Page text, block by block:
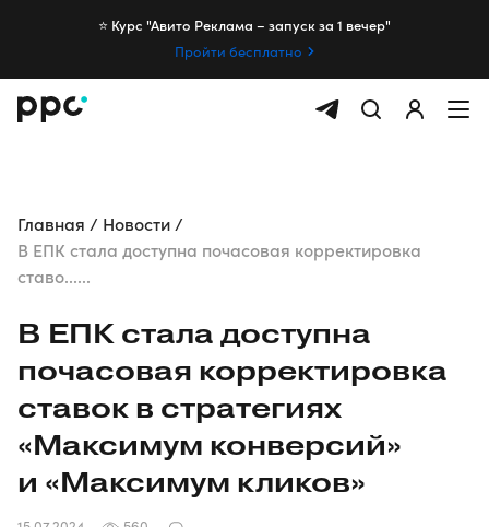
⭐️ Курс "Авито Реклама – запуск за 1 вечер"
Пройти бесплатно
Главная
Новости
В ЕПК стала доступна почасовая корректировка
ставо......
В ЕПК стала доступна
почасовая корректировка
ставок в стратегиях
«Максимум конверсий»
и «Максимум кликов»